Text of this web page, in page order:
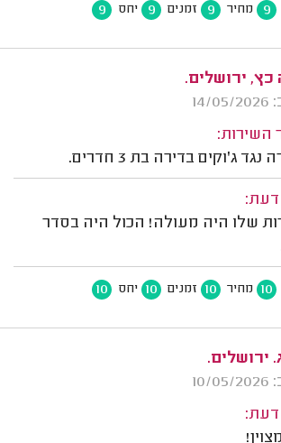
9 מחיר 9 זמנים 9 יחס 9
כץ, ירושלים.
השירות:
ג'וקים בדירה בת 3 חדרים.
דעת:
שלו היה מעולה! הכול היה בסדר
10 מחיר 10 זמנים 10 יחס 10
ירושלים.
דעת: